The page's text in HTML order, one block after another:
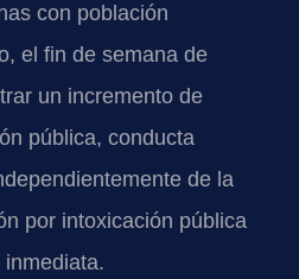
con población
el fin de semana de
un incremento de
pública, conducta
de la
por intoxicación pública